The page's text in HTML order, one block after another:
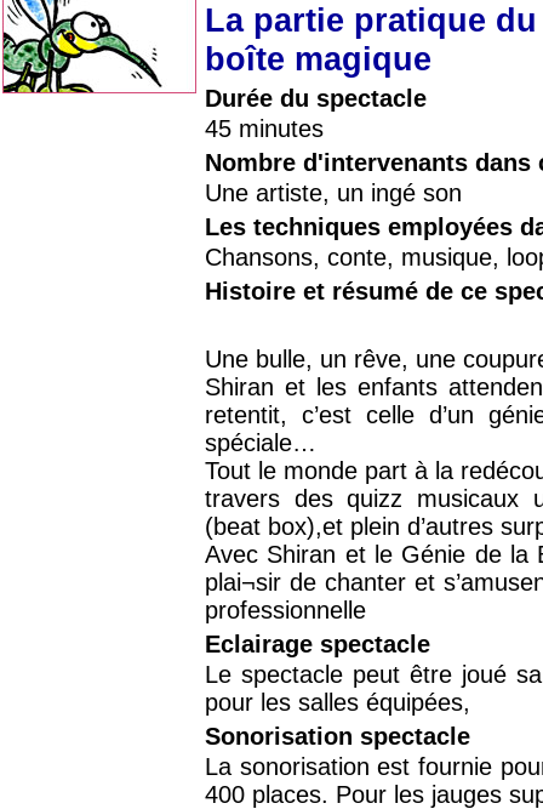
La partie pratique
boîte magique
Durée du spectacle
45 minutes
Nombre d'intervenants dans
Une artiste, un ingé son
Les techniques employées
Chansons, conte, musique,
Histoire et résumé de ce
Une bulle, un rêve, une
Shiran et les enfants
retentit, c’est celle d’un
spéciale…
Tout le monde part à la
travers des quizz musicaux
(beat box),et plein d’autres
Avec Shiran et le Génie de la
plai¬sir de chanter et
professionnelle
Eclairage spectacle
Le spectacle peut être joué
pour les salles équipées,
Sonorisation spectacle
La sonorisation est fournie
400 places. Pour les jauges